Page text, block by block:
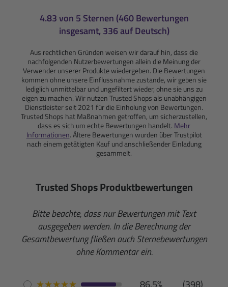
4.83 von 5 Sternen (460 Bewertungen
insgesamt, 336 auf Deutsch)
Aus rechtlichen Gründen weisen wir darauf hin, dass die
nachfolgenden Nutzerbewertungen allein die Meinung der
Verwender unserer Produkte wiedergeben. Die Bewertungen
kommen ohne unsere Einflussnahme zustande, wir geben sie
lediglich unmittelbar und ungefiltert wieder, ohne sie uns zu
eigen zu machen. Wir nutzen Trusted Shops als unabhängigen
Dienstleister seit 2021 für die Einholung von Bewertungen.
Trusted Shops hat Maßnahmen getroffen, um sicherzustellen,
dass es sich um echte Bewertungen handelt. Mehr
Informationen. Ältere Bewertungen wurden über Trustpilot
nach einem getätigten Kauf und anschließender Einladung
gesammelt.
Trusted Shops Produktbewertungen
Bitte beachte, dass nur Bewertungen mit Text
ausgegeben werden. In die Berechnung der
Gesamtbewertung fließen auch Sternebewertungen
ohne Kommentar ein.